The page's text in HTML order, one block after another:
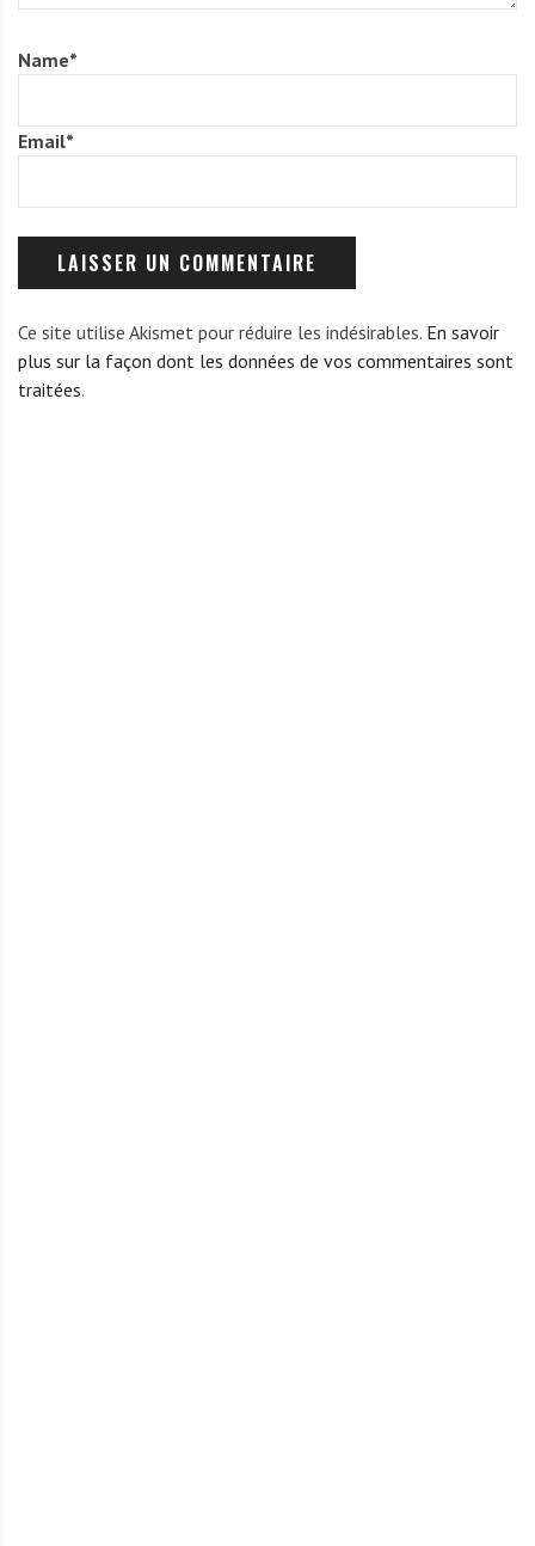
Name*
Email*
Ce site utilise Akismet pour réduire les indésirables. En savoir
plus sur la façon dont les données de vos commentaires sont
traitées.